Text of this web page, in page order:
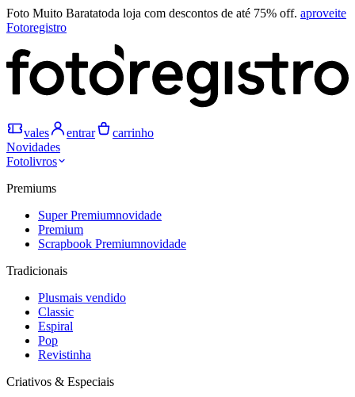
Foto Muito Baratatoda loja com descontos de até 75% off. aproveite
Fotoregistro
vales entrar
carrinho
Novidades
Fotolivros
Premiums
Super Premiumnovidade
Premium
Scrapbook Premiumnovidade
Tradicionais
Plusmais vendido
Classic
Espiral
Pop
Revistinha
Criativos & Especiais